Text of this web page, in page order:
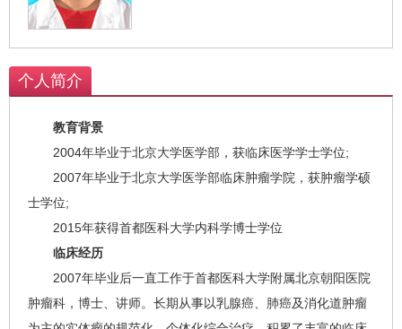
个人简介
教育背景
2004年毕业于北京大学医学部，获临床医学学士学位;
2007年毕业于北京大学医学部临床肿瘤学院，获肿瘤学硕
士学位;
2015年获得首都医科大学内科学博士学位
临床经历
2007年毕业后一直工作于首都医科大学附属北京朝阳医院
肿瘤科，博士、讲师。长期从事以乳腺癌、肺癌及消化道肿瘤